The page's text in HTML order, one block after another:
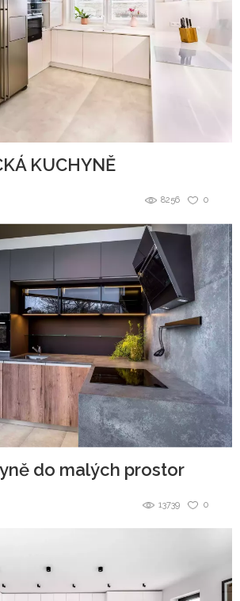
KUCHYNĚ
0
8256
do malých prostor
0
13739